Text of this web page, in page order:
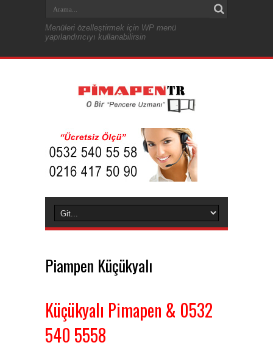
Menüleri özelleştirmek için WP menü
yapılandırıcıyı kullanabilirsin
Piampen Küçükyalı
Küçükyalı Pimapen & 0532
540 5558